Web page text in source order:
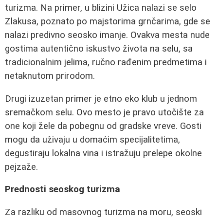
turizma. Na primer, u blizini Užica nalazi se selo
Zlakusa, poznato po majstorima grnčarima, gde se
nalazi predivno seosko imanje. Ovakva mesta nude
gostima autentično iskustvo života na selu, sa
tradicionalnim jelima, ručno rađenim predmetima i
netaknutom prirodom.
Drugi izuzetan primer je etno eko klub u jednom
sremačkom selu. Ovo mesto je pravo utočište za
one koji žele da pobegnu od gradske vreve. Gosti
mogu da uživaju u domaćim specijalitetima,
degustiraju lokalna vina i istražuju prelepe okolne
pejzaže.
Prednosti seoskog turizma
Za razliku od masovnog turizma na moru, seoski